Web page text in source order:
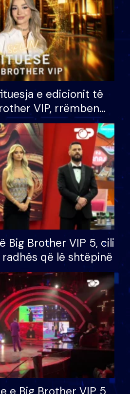
e edicionit të
VIP, rrëmben
prej 100 mijë eurosh
Big Brother VIP 5, cili
që lë shtëpinë